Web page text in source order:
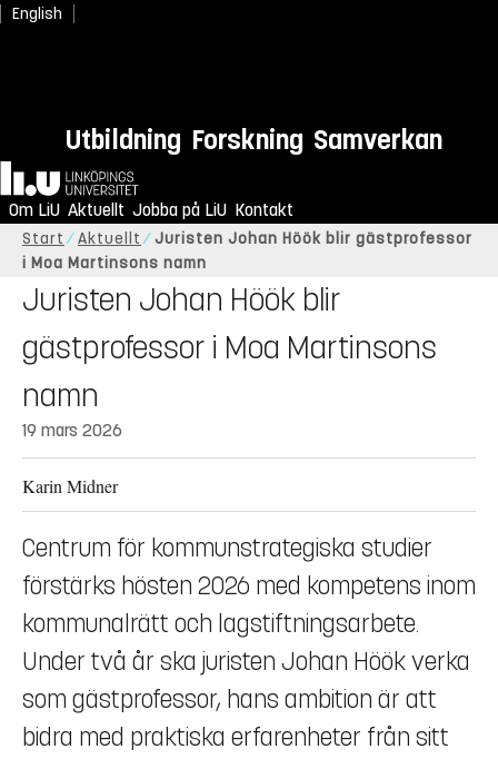
English
Utbildning Forskning Samverkan
Hem
Om LiU Aktuellt Jobba på LiU Kontakt
Start Aktuellt
Juristen Johan Höök blir gästprofessor
i Moa Martinsons namn
Juristen Johan Höök blir
gästprofessor i Moa Martinsons
namn
19 mars 2026
Karin Midner
Centrum för kommunstrategiska studier
förstärks hösten 2026 med kompetens inom
kommunalrätt och lagstiftningsarbete.
Under två år ska juristen Johan Höök verka
som gästprofessor, hans ambition är att
bidra med praktiska erfarenheter från sitt